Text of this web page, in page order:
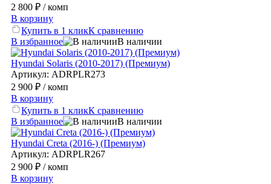
2 800 ₽ / комп
В корзину
Купить в 1 кликК сравнению
В избранное
В наличии
Hyundai Solaris (2010-2017) (Премиум)
Артикул: ADRPLR273
2 900 ₽ / комп
В корзину
Купить в 1 кликК сравнению
В избранное
В наличии
Hyundai Creta (2016-) (Премиум)
Артикул: ADRPLR267
2 900 ₽ / комп
В корзину